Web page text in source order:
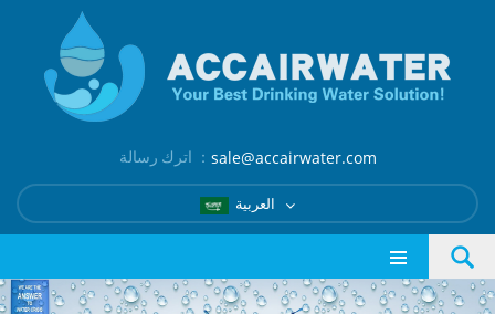
اترك رسالة ： sale@accairwater.com